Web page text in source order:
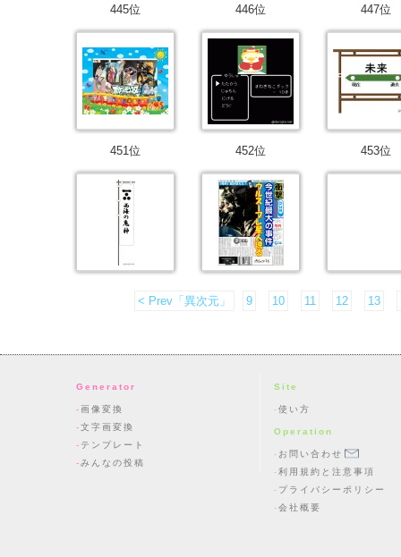
445位 446位 447位
451位 452位 453位
< Prev「異次元」 9 10 11 12 13
Generator
画像変換
文字画変換
テンプレート
みんなの投稿
Site
使い方
Operation
お問い合わせ
利用規約と注意事項
プライバシーポリシー
会社概要